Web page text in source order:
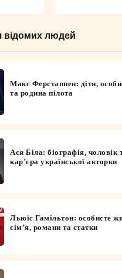
відомих людей
Макс Ферстаппен: діти,
та родина пілота
Ася Біла: біографія, чоловік
кар’єра української акторки
Льюїс Гамільтон: особисте
сім’я, романи та статки